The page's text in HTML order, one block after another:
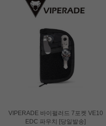
VIPERADE 바이펄러드 7포켓 VE10
EDC 파우치 [당일발송]